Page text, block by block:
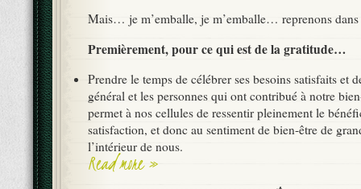
Mais… je m’emballe, je m’emballe… reprenons dans
Premièrement, pour ce qui est de la gratitude…
Prendre le temps de célébrer ses besoins satisfaits et
général et les personnes qui ont contribué à notre
permet à nos cellules de ressentir pleinement le
satisfaction, et donc au sentiment de bien-être de
l’intérieur de nous.
Read more »